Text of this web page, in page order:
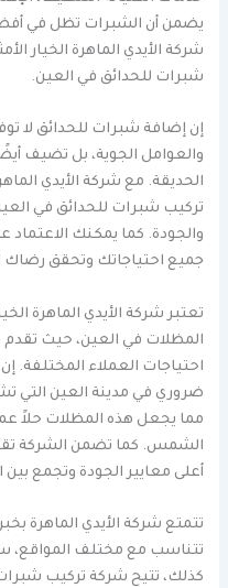
يضمن أن الشبرات تظل في
شركة الأيدي الماهرة الخيار
شبرات للحدائق في العين.
إن إضافة شبرات للحدائق لا
والعوامل الجوية، بل تضيف
الحديقة. مع شركة الأيدي
تركيب شبرات للحدائق في
والجودة. كما يمكنك الاعتماد
جميع احتياجاتك وتحقق رضاك
تعتبر شركة الأيدي الماهرة
المظلات في العين، حيث تقدم
احتياجات العملاء المختلفة.
ضروري في مدينة العين التي
مما يجعل هذه المظلات حلاً
الشمس. كما تضمن الشركة
أعلى معايير الجودة وتجمع
تتمتع شركة الأيدي الماهرة
تتناسب مع مختلف المواقع،
كذلك، تتيح شركة تركيب شبرات